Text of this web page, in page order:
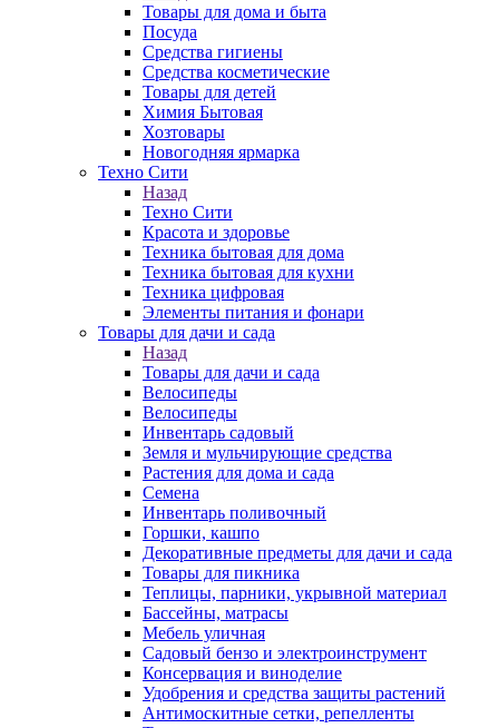
Товары для дома и быта
Посуда
Средства гигиены
Средства косметические
Товары для детей
Химия Бытовая
Хозтовары
Новогодняя ярмарка
Техно Сити
Назад
Техно Сити
Красота и здоровье
Техника бытовая для дома
Техника бытовая для кухни
Техника цифровая
Элементы питания и фонари
Товары для дачи и сада
Назад
Товары для дачи и сада
Велосипеды
Велосипеды
Инвентарь садовый
Земля и мульчирующие средства
Растения для дома и сада
Семена
Инвентарь поливочный
Горшки, кашпо
Декоративные предметы для дачи и сада
Товары для пикника
Теплицы, парники, укрывной материал
Бассейны, матрасы
Мебель уличная
Садовый бензо и электроинструмент
Консервация и виноделие
Удобрения и средства защиты растений
Антимоскитные сетки, репелленты